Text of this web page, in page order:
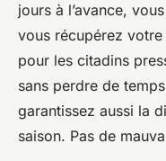
jours à l’avance,
vous récupérez votre
pour les citadins
sans perdre de
garantissez aussi la
saison. Pas de